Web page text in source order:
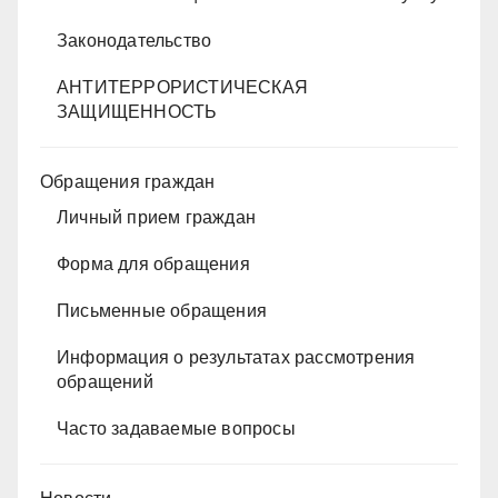
Законодательство
АНТИТЕРРОРИСТИЧЕСКАЯ
ЗАЩИЩЕННОСТЬ
Обращения граждан
Личный прием граждан
Форма для обращения
Письменные обращения
Информация о результатах рассмотрения
обращений
Часто задаваемые вопросы